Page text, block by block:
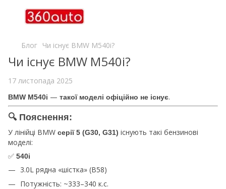
Блог Чи існує BMW M540i?
Чи існує BMW M540i?
17 листопада 2025
BMW M540i — такої моделі офіційно не існує.
🔍 Пояснення:
У лінійці BMW серії 5 (G30, G31) існують такі бензинові
моделі:
✅ 540i
3.0L рядна «шістка» (B58)
Потужність: ~333–340 к.с.